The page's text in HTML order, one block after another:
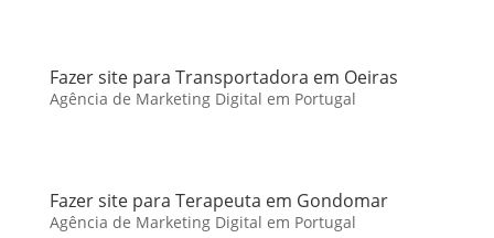
Fazer site para Transportadora em Oeiras
Agência de Marketing Digital em Portugal
Fazer site para Terapeuta em Gondomar
Agência de Marketing Digital em Portugal